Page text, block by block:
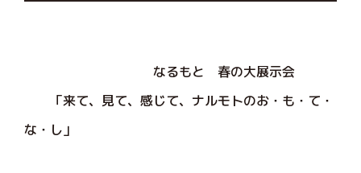
なるもと 春の大展示会
「来て、見て、感じて、ナルモトのお・も・て・
な・し」